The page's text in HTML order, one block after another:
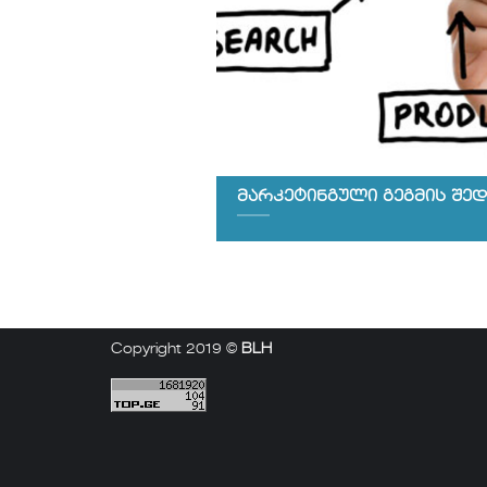
მარკეტინგული გეგმის
Copyright 2019 © BLH